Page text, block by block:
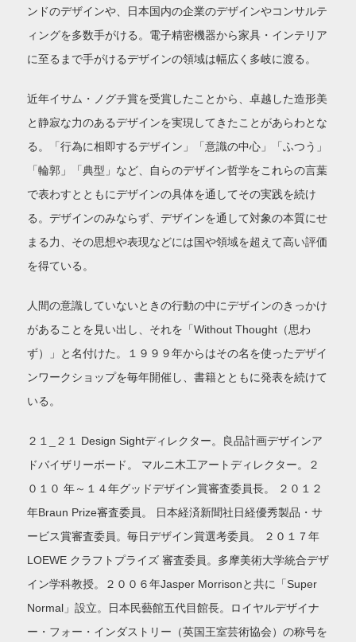
ンドのデザインや、日本国内の企業のデザインやコンサルテ
ィングを多数手がける。電子精密機器から家具・インテリア
に至るまで手がけるデザインの領域は幅広く多岐に渡る。
近年イサム・ノグチ賞を受賞したことから、卓越した造形美
と静寂な力のあるデザインを実現してきたことがあらわとな
る。「行為に相即するデザイン」「意識の中心」「ふつう」
「輪郭」「典型」など、自らのデザイン哲学をこれらの言葉
で表わすとともにデザインの具体を通してその実践を続け
る。デザインのみならず、デザインを通して対象の本質にせ
まる力、その思想や表現などには国や領域を超えて高い評価
を得ている。
人間の意識していないときの行動の中にデザインのきっかけ
があることを見い出し、それを「Without Thought（思わ
ず）」と名付けた。１９９９年からはその名を使ったデザイ
ンワークショップを毎年開催し、書籍とともに発表を続けて
いる。
２１_２１ Design Sightディレクター。良品計画デザインア
ドバイザリーボード。 マルニ木工アートディレクター。２
０１０ 年～１４年グッドデザイン賞審査委員長。 ２０１２
年Braun Prize審査委員。 日本経済新聞社日経優秀製品・サ
ービス賞審査委員。毎日デザイン賞選考委員。 ２０１７年
LOEWE クラフトプライズ 審査委員。多摩美術大学統合デザ
イン学科教授。２００６年Jasper Morrisonと共に「Super
Normal」設立。日本民藝館五代目館長。ロイヤルデザイナ
ー・フォー・インダストリー（英国王室芸術協会）の称号を